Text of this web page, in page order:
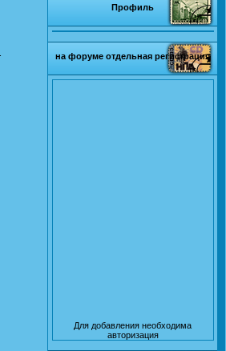
Профиль
на форуме отдельная регистрация
Для добавления необходима
авторизация